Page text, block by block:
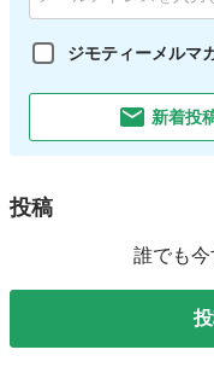
ジモティーメルマ
新着投
投稿
誰でも